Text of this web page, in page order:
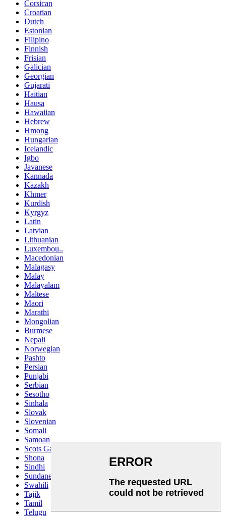
Corsican
Croatian
Dutch
Estonian
Filipino
Finnish
Frisian
Galician
Georgian
Gujarati
Haitian
Hausa
Hawaiian
Hebrew
Hmong
Hungarian
Icelandic
Igbo
Javanese
Kannada
Kazakh
Khmer
Kurdish
Kyrgyz
Latin
Latvian
Lithuanian
Luxembou..
Macedonian
Malagasy
Malay
Malayalam
Maltese
Maori
Marathi
Mongolian
Burmese
Nepali
Norwegian
Pashto
Persian
Punjabi
Serbian
Sesotho
Sinhala
Slovak
Slovenian
Somali
Samoan
Scots Gaelic
Shona
Sindhi
Sundanese
Swahili
Tajik
Tamil
Telugu